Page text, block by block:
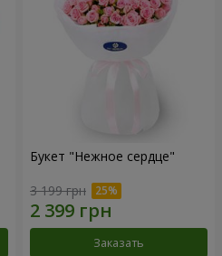
Букет "Нежное сердце"
3 199 грн
Заказать